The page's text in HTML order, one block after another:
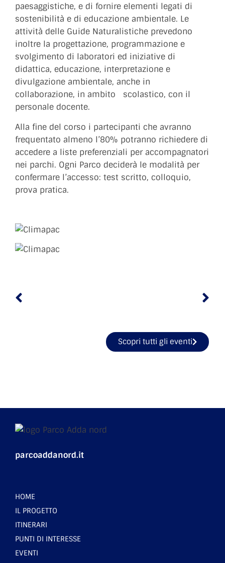
paesaggistiche, e di fornire elementi legati di
sostenibilità e di educazione ambientale. Le
attività delle Guide Naturalistiche prevedono
inoltre la progettazione, programmazione e
svolgimento di laboratori ed iniziative di
didattica, educazione, interpretazione e
divulgazione ambientale, anche in
collaborazione, in ambito scolastico, con il
personale docente.
Alla fine del corso i partecipanti che avranno
frequentato almeno l’80% potranno richiedere di
accedere a liste preferenziali per accompagnatori
nei parchi. Ogni Parco deciderà le modalità per
confermare l’accesso: test scritto, colloquio,
prova pratica.
Scopri tutti gli eventi
parcoaddanord.it
HOME
IL PROGETTO
ITINERARI
PUNTI DI INTERESSE
EVENTI